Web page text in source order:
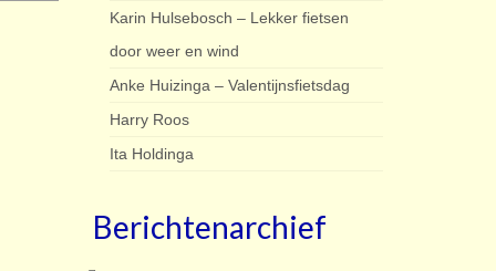
Karin Hulsebosch – Lekker fietsen
door weer en wind
Anke Huizinga – Valentijnsfietsdag
Harry Roos
Ita Holdinga
Berichtenarchief